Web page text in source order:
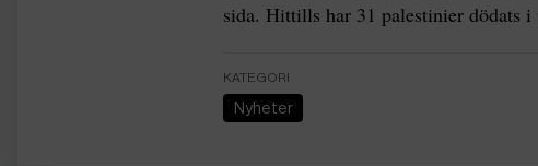
sida. Hittills har 31 palestinier dödats i
KATEGORI
Nyheter